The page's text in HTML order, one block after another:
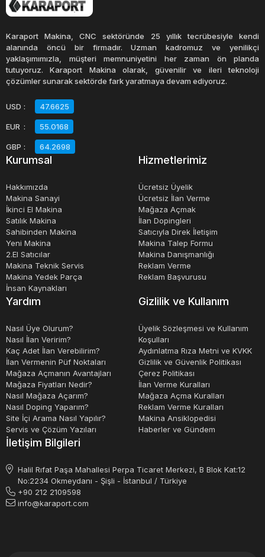
akım hem de sabit voltaj kaynaklarından gelen
Regülatörler, farklı voltaj aralıklarında kullanılabilir ve
farklı kapasitelerde üretilir. İhtiyaca göre, küçük bir ofis
endüstriyel tesis için daha güçlü bir regülatör seçilebilir.
Regülatörler, akım kapasitelerine ve voltaj toleranslarına
göre de sınıflandırılabilir.
regülasyonu yapabilme yeteneğidir. Bu özellik sayesinde
regülatör, dalgalanmalara anında tepki vererek, elektronik
cihazların zarar görmesini önleyebilir.
Regülatörler, elektrik akımının düzenlenmesinde önemli
bir rol oynarlar ve birçok sektörde yaygın olarak
kullanılırlar. İşletmeler, endüstriyel tesisler, hastaneler,
kullanılabilirler. Regülatörler, voltaj dalgalanmalarının
kontrol altında tutulmasıyla, elektronik cihazların ömrünü
uzatır ve arızaların önüne geçer.
Karaport Makina, CNC sektöründe 25 yıllık tecrübesiyle kendi
alanında öncü bir firmadır. Uzman kadromuz ve yenilikçi
yaklaşımımızla, müşteri memnuniyetini her zaman ön planda
tutuyoruz. Karaport Makina olarak, güvenilir ve ileri teknoloji
çözümler sunarak sektörde fark yaratmaya devam ediyoruz.
USD : 47.6625
EUR : 55.0168
GBP : 64.2698
Kurumsal
Hakkımızda
Makina Sanayi
İkinci El Makina
Satılık Makina
Sahibinden Makina
Yeni Makina
2.El Satıcılar
Makina Teknik Servis
Makina Yedek Parça
İnsan Kaynakları
Hizmetlerimiz
Ücretsiz Üyelik
Ücretsiz İlan Verme
Mağaza Açmak
İlan Dopingleri
Satıcıyla Direk İletişim
Makina Talep Formu
Makina Danışmanlığı
Reklam Verme
Reklam Başvurusu
Yardım
Nasıl Üye Olurum?
Nasıl İlan Veririm?
Kaç Adet İlan Verebilirim?
İlan Vermenin Püf Noktaları
Mağaza Açmanın Avantajları
Mağaza Fiyatları Nedir?
Nasıl Mağaza Açarım?
Nasıl Doping Yaparım?
Site İçi Arama Nasıl Yapılır?
Servis ve Çözüm Yazıları
Gizlilik ve Kullanım
Üyelik Sözleşmesi ve Kullanım
Koşulları
Aydınlatma Rıza Metni ve KVKK
Gizlilik ve Güvenlik Politikası
Çerez Politikası
İlan Verme Kuralları
Mağaza Açma Kuralları
Reklam Verme Kuralları
Makina Ansiklopedisi
Haberler ve Gündem
İletişim Bilgileri
Halil Rıfat Paşa Mahallesi Perpa Ticaret Merkezi, B Blok Kat:12
No:2234 Okmeydanı - Şişli - İstanbul / Türkiye
+90 212 2109598
info@karaport.com